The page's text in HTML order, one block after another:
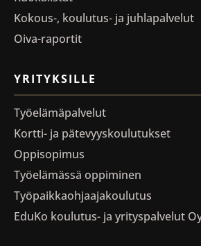
Kokous-, koulutus- ja juhlapalvelut
Oiva-raportit
YRITYKSILLE
Työelämäpalvelut
Kortti- ja pätevyyskoulutukset
Oppisopimus
Työelämässä oppiminen
Työpaikkaohjaajakoulutus
EduKo koulutus- ja yrityspalvelut